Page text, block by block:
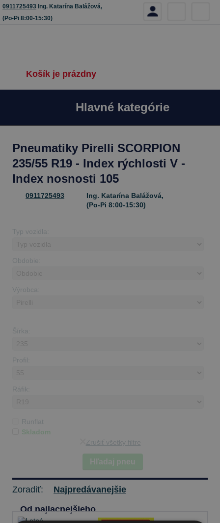
0911725493 Ing. Katarína Balážová,
(Po-Pi 8:00-15:30)
Košík je prázdny
Hlavné kategórie
Pneumatiky Pirelli SCORPION
235/55 R19 - Index rýchlosti V -
Index nosnosti 105
0911725493
Ing. Katarína Balážová,
(Po-Pi 8:00-15:30)
Typ vozidla:
Obdobie:
Výrobca:
Šírka:
Profil:
Ráfik:
Runflat
Skladom
Zrušiť všetky filtre
Hľadaj pneu
Zoradiť:
Najpredávanejšie
Od najlacnejšieho